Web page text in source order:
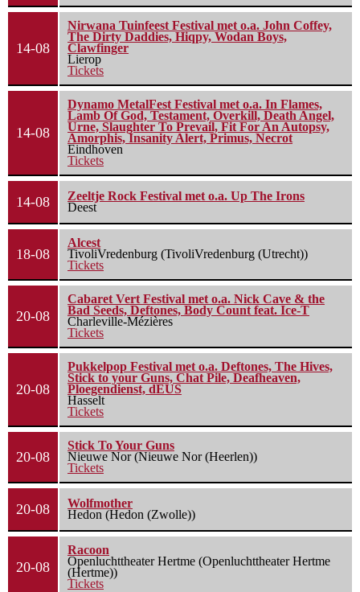
14-08
Nirwana Tuinfeest Festival met o.a. John Coffey,
The Dirty Daddies, Hiqpy, Wodan Boys,
Clawfinger
Lierop
Tickets
14-08
Dynamo MetalFest Festival met o.a. In Flames,
Lamb Of God, Testament, Overkill, Death Angel,
Urne, Slaughter To Prevail, Fit For An Autopsy,
Amorphis, Insanity Alert, Primus, Necrot
Eindhoven
Tickets
14-08
Zeeltje Rock Festival met o.a. Up The Irons
Deest
18-08
Alcest
TivoliVredenburg (TivoliVredenburg (Utrecht))
Tickets
20-08
Cabaret Vert Festival met o.a. Nick Cave & the
Bad Seeds, Deftones, Body Count feat. Ice-T
Charleville-Mézières
Tickets
20-08
Pukkelpop Festival met o.a. Deftones, The Hives,
Stick to your Guns, Chat Pile, Deafheaven,
Ploegendienst, dEUS
Hasselt
Tickets
20-08
Stick To Your Guns
Nieuwe Nor (Nieuwe Nor (Heerlen))
Tickets
20-08
Wolfmother
Hedon (Hedon (Zwolle))
20-08
Racoon
Openluchttheater Hertme (Openluchttheater Hertme
(Hertme))
Tickets